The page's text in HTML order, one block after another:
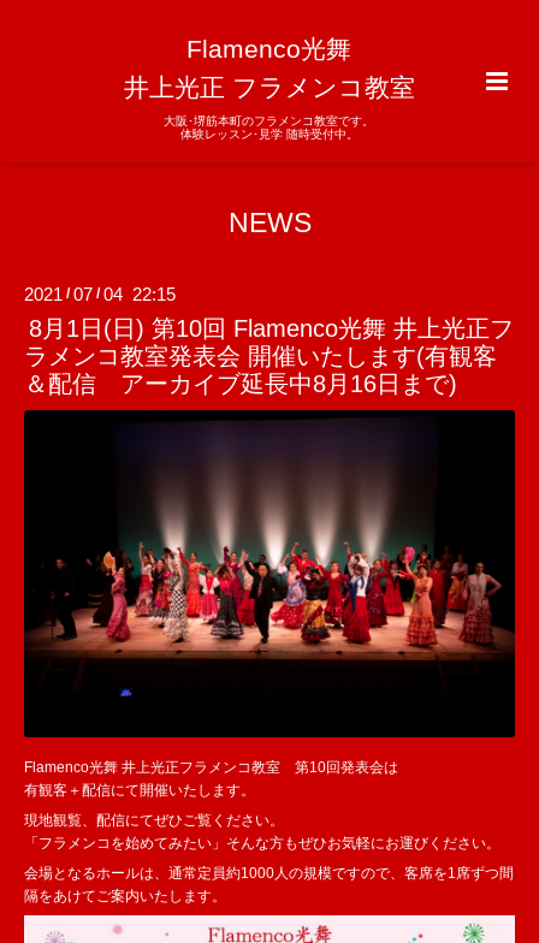
Flamenco光舞
井上光正 フラメンコ教室
大阪･堺筋本町のフラメンコ教室です。
体験レッスン･見学 随時受付中。
NEWS
2021 /07 /04 22:15
8月1日(日) 第10回 Flamenco光舞 井上光正フ
ラメンコ教室発表会 開催いたします(有観客
＆配信 アーカイブ延長中8月16日まで)
Flamenco光舞 井上光正フラメンコ教室 第10回発表会は
有観客＋配信にて開催いたします。
現地観覧、配信にてぜひご覧ください。
「フラメンコを始めてみたい」そんな方もぜひお気軽にお運びください。
会場となるホールは、通常定員約1000人の規模ですので、客席を1席ずつ間
隔をあけてご案内いたします。